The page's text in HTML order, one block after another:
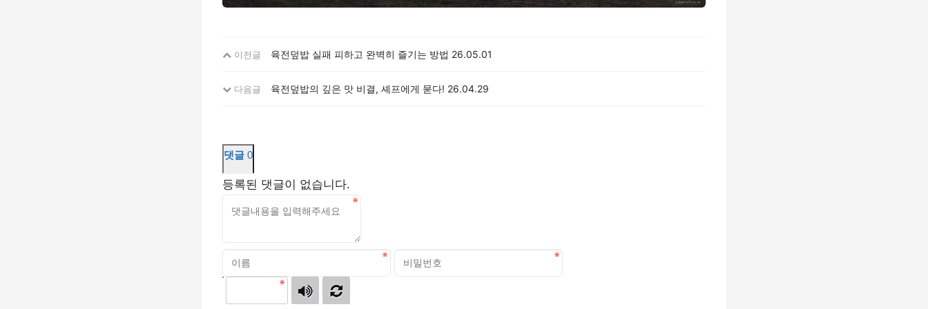
이전글 육전덮밥 실패 피하고 완벽히 즐기는 방법 26.05.01
다음글 육전덮밥의 깊은 맛 비결, 셰프에게 묻다! 26.04.29
댓글 0
등록된 댓글이 없습니다.